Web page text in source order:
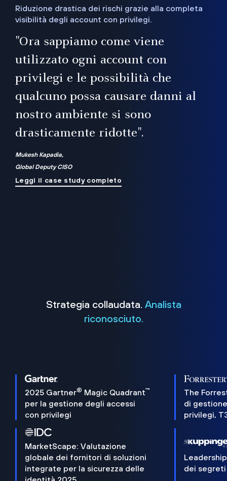
Riduzione drastica dei rischi grazie alla completa
visibilità degli account con privilegi.
"Ora sappiamo come viene
utilizzato ogni account con
privilegi e le possibilità che
qualcuno possa causare danni al
nostro ambiente si sono
drasticamente ridotte".
Mukesh Kapadia,
Global Deputy CISO
Leggi il case study completo
Strategia collaudata. Analista
riconosciuto.
2025 Gartner® Magic Quadrant™
per la gestione degli accessi
con privilegi
The
di
privilegi,
MarketScape: Valutazione
globale dei fornitori di soluzioni
integrate per la sicurezza delle
dei segreti